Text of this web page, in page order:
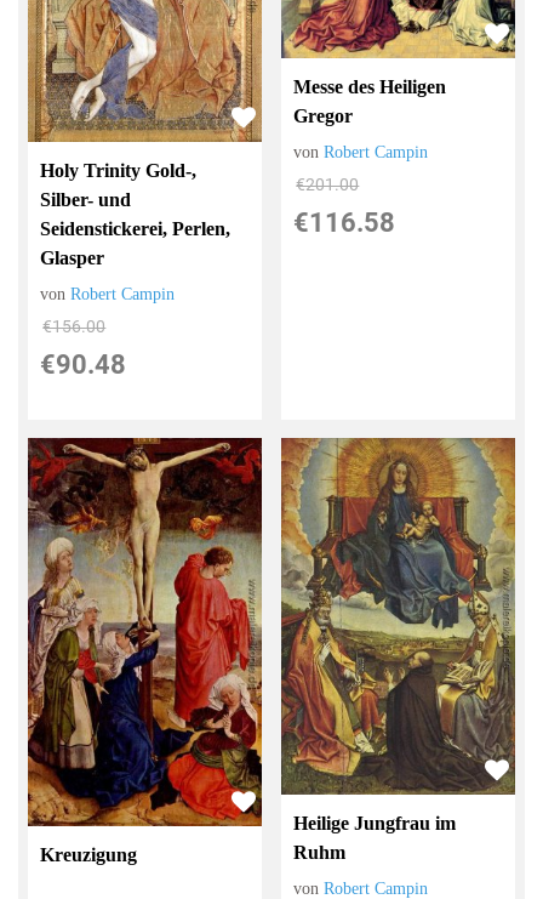
Holy Trinity Gold-,
Silber- und
Seidenstickerei, Perlen,
Glasper
vonRobert Campin
€156.00
€90.48
Messe des Heiligen
Gregor
vonRobert Campin
€201.00
€116.58
Kreuzigung
Heilige Jungfrau im
Ruhm
vonRobert Campin